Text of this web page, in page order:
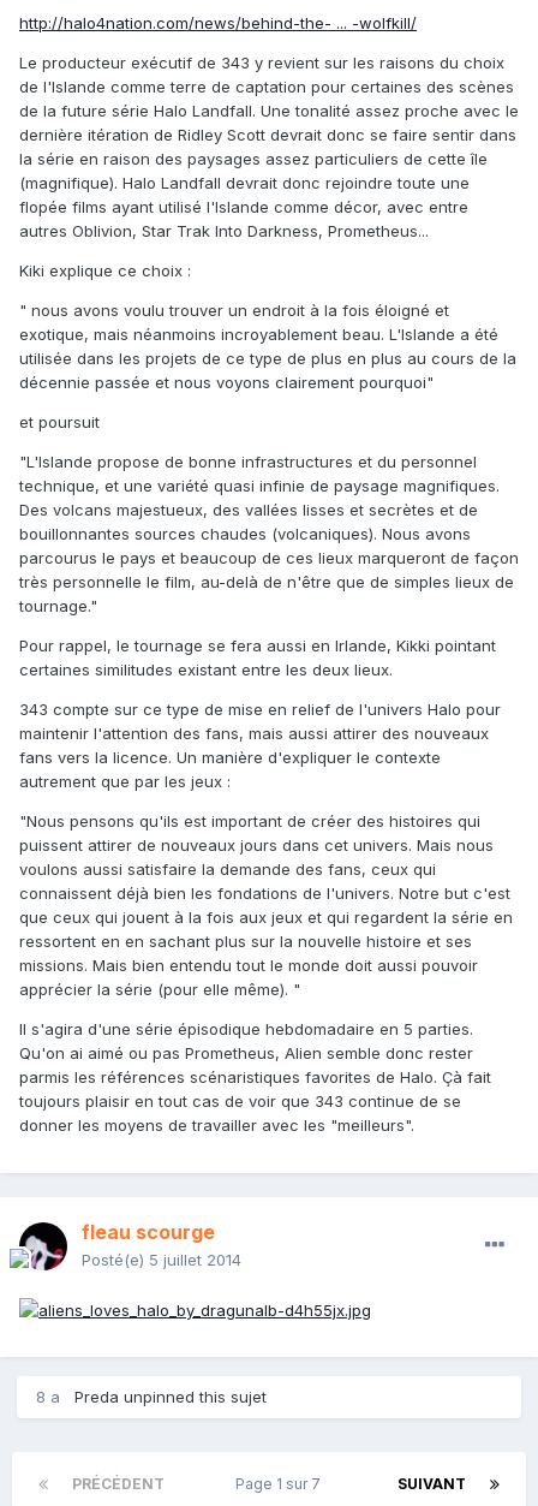
http://halo4nation.com/news/behind-the- ... -wolfkill/
Le producteur exécutif de 343 y revient sur les raisons du choix
de l'Islande comme terre de captation pour certaines des scènes
de la future série Halo Landfall. Une tonalité assez proche avec le
dernière itération de Ridley Scott devrait donc se faire sentir dans
la série en raison des paysages assez particuliers de cette île
(magnifique). Halo Landfall devrait donc rejoindre toute une
flopée films ayant utilisé l'Islande comme décor, avec entre
autres Oblivion, Star Trak Into Darkness, Prometheus...
Kiki explique ce choix :
" nous avons voulu trouver un endroit à la fois éloigné et
exotique, mais néanmoins incroyablement beau. L'Islande a été
utilisée dans les projets de ce type de plus en plus au cours de la
décennie passée et nous voyons clairement pourquoi"
et poursuit
"L'Islande propose de bonne infrastructures et du personnel
technique, et une variété quasi infinie de paysage magnifiques.
Des volcans majestueux, des vallées lisses et secrètes et de
bouillonnantes sources chaudes (volcaniques). Nous avons
parcourus le pays et beaucoup de ces lieux marqueront de façon
très personnelle le film, au-delà de n'être que de simples lieux de
tournage."
Pour rappel, le tournage se fera aussi en Irlande, Kikki pointant
certaines similitudes existant entre les deux lieux.
343 compte sur ce type de mise en relief de l'univers Halo pour
maintenir l'attention des fans, mais aussi attirer des nouveaux
fans vers la licence. Un manière d'expliquer le contexte
autrement que par les jeux :
"Nous pensons qu'ils est important de créer des histoires qui
puissent attirer de nouveaux jours dans cet univers. Mais nous
voulons aussi satisfaire la demande des fans, ceux qui
connaissent déjà bien les fondations de l'univers. Notre but c'est
que ceux qui jouent à la fois aux jeux et qui regardent la série en
ressortent en en sachant plus sur la nouvelle histoire et ses
missions. Mais bien entendu tout le monde doit aussi pouvoir
apprécier la série (pour elle même). "
Il s'agira d'une série épisodique hebdomadaire en 5 parties.
Qu'on ai aimé ou pas Prometheus, Alien semble donc rester
parmis les références scénaristiques favorites de Halo. Çà fait
toujours plaisir en tout cas de voir que 343 continue de se
donner les moyens de travailler avec les "meilleurs".
fleau scourge
Posté(e) 5 juillet 2014
8 a Preda unpinned this sujet
PRÉCÉDENT SUIVANT
Page 1 sur 7